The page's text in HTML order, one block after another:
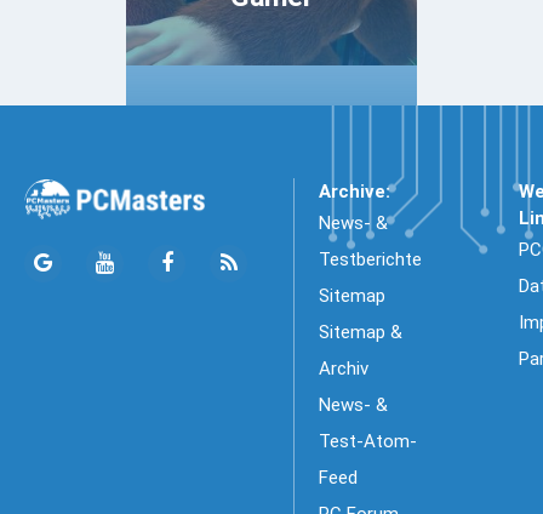
Archive:
News- &
Testberichte
Sitemap
Sitemap &
Archiv
News- &
Test-Atom-
Feed